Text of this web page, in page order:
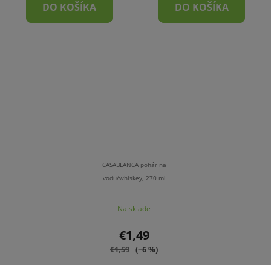
DO KOŠÍKA DO KOŠÍKA
CASABLANCA pohár na
vodu/whiskey, 270 ml
Na sklade
€1,49
€1,59 (–6 %)